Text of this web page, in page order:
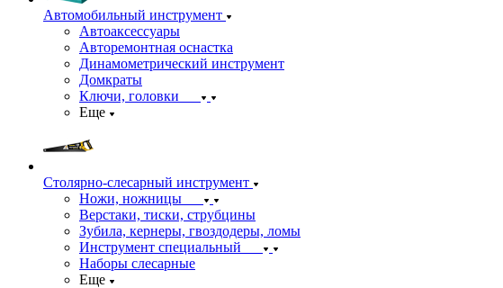
Автомобильный инструмент
Автоаксессуары
Авторемонтная оснастка
Динамометрический инструмент
Домкраты
Ключи, головки
Еще
Столярно-слесарный инструмент
Ножи, ножницы
Верстаки, тиски, струбцины
Зубила, кернеры, гвоздодеры, ломы
Инструмент специальный
Наборы слесарные
Еще